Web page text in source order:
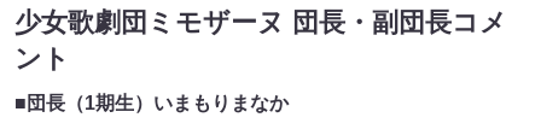
少女歌劇団ミモザーヌ 団長・副団長コメ
ント
■団長（1期生）いまもりまなか